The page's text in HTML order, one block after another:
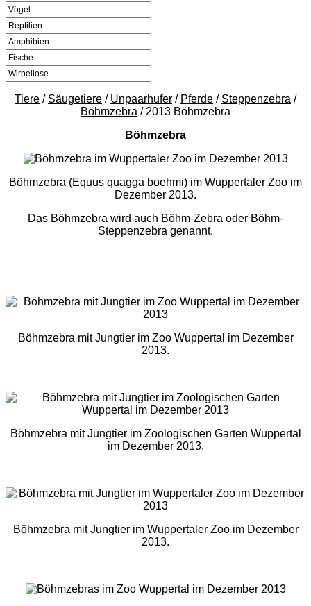
Vögel
Reptilien
Amphibien
Fische
Wirbellose
Tiere / Säugetiere / Unpaarhufer / Pferde / Steppenzebra /
Böhmzebra / 2013 Böhmzebra
Böhmzebra
Böhmzebra (Equus quagga boehmi) im Wuppertaler Zoo im
Dezember 2013.
Das Böhmzebra wird auch Böhm-Zebra oder Böhm-
Steppenzebra genannt.
Böhmzebra mit Jungtier im Zoo Wuppertal im Dezember
2013.
Böhmzebra mit Jungtier im Zoologischen Garten Wuppertal
im Dezember 2013.
Böhmzebra mit Jungtier im Wuppertaler Zoo im Dezember
2013.